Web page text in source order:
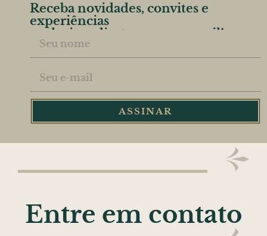
Receba novidades, convites e
experiências
exclusivas direto no seu e-mail!
ASSINAR
Entre em contato